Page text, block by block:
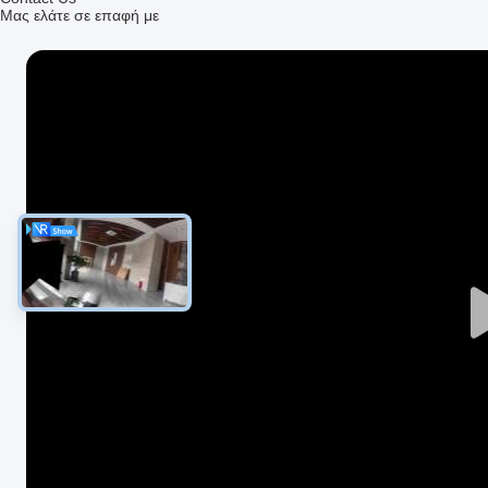
Μας ελάτε σε επαφή με